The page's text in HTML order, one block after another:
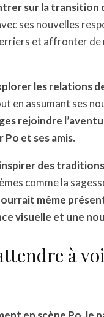
sur la transition
ses nouvelles
et affronter de
les relations
en assumant ses
rejoindre
et ses amis.
des
comme la
même
visuelle et une
à